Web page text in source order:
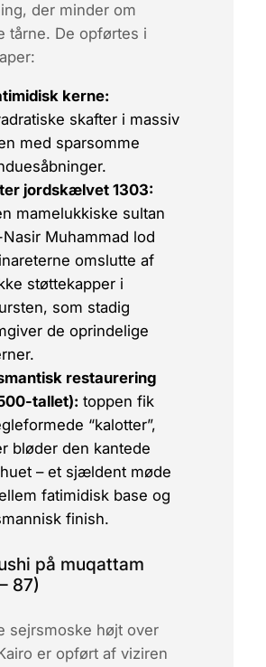
der minder om
tårne. De opførtes i
kerne:
skafter i massiv
med sparsomme
jordskælvet 1303:
mamelukkiske sultan
Muhammad lod
omslutte af
støttekapper i
som stadig
de oprindelige
restaurering
tallet): toppen fik
“kalotter”,
bløder den kantede
– et sjældent møde
fatimidisk base og
finish.
på muqattam
87)
sejrsmoske højt over
er opført af viziren